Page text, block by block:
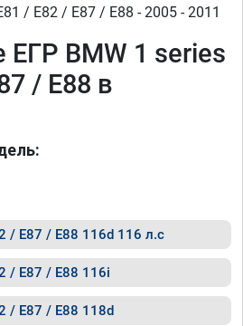
/ E82 / E87 / E88 - 2005 - 2011
BMW 1 series
/ E88 в
/ E87 / E88 116d 116 л.с
/ E87 / E88 116i
/ E87 / E88 118d